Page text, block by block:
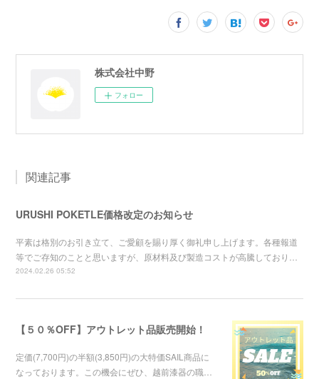
株式会社中野
フォロー
関連記事
URUSHI POKETLE価格改定のお知らせ
平素は格別のお引き立て、ご愛顧を賜り厚く御礼申し上げます。各種報道
等でご存知のことと思いますが、原材料及び製造コストが高騰しており…
2024.02.26 05:52
【５０％OFF】アウトレット品販売開始！
定価(7,700円)の半額(3,850円)の大特価SAIL商品に
なっております。この機会にぜひ、越前漆器の職…